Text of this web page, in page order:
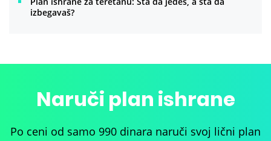
izbegavaš?
Naruči plan ishrane
Po ceni od samo 990 dinara naruči svoj lični plan